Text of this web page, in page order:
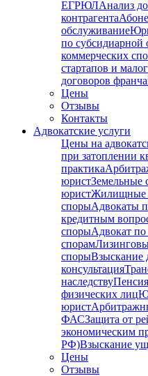
ЕГРЮЛАнализ
контрагента
обслуживание
по субсидиарной
коммерческих
стартапов и
договоров
Цены
Отзывы
Контакты
Адвокатские услуги
Цены на
при затоплении
практика
юристЗемельные
юристЖилищные
спорыАдвокаты
кредитным
спорыАдвокат
спорам
спорыВзыскание
консультация
наследству
физических лиц
юрист
ФАСЗащита от
экономическим
РФ)Взыскание
Цены
Отзывы